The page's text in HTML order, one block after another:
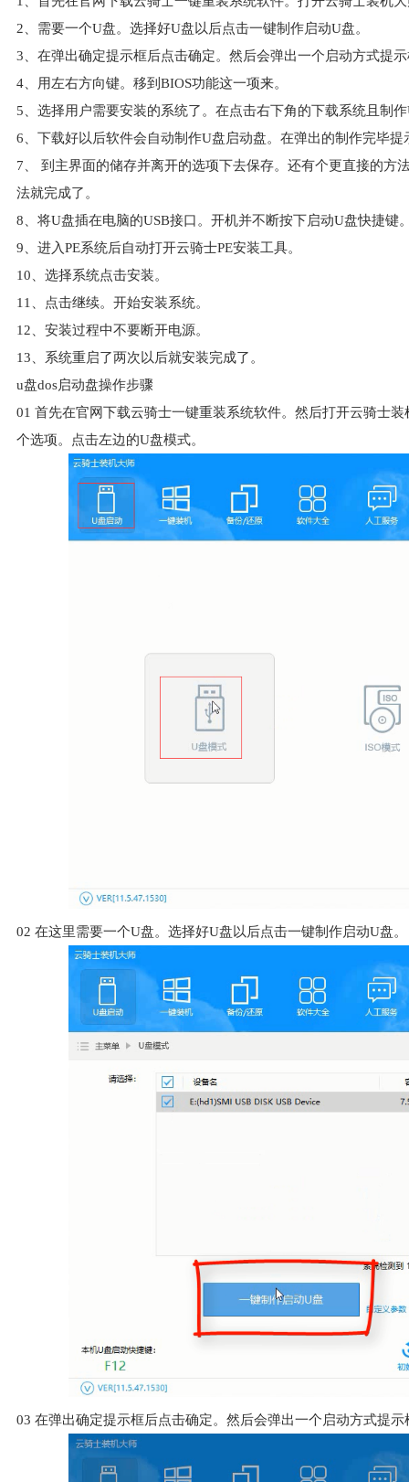
2、需要一个U盘。选择好U盘以后点击一键制作启动U盘。
3、在弹出确定提示框后点击确定。然后会弹出一个启动方式提
4、用左右方向键。移到BIOS功能这一项来。
5、选择用户需要安装的系统了。在点击右下角的下载系统且制
6、下载好以后软件会自动制作U盘启动盘。在弹出的制作完毕
7、 到主界面的储存并离开的选项下去保存。还有个更直接的方
法就完成了。
8、将U盘插在电脑的USB接口。开机并不断按下启动U盘快捷键
9、进入PE系统后自动打开云骑士PE安装工具。
10、选择系统点击安装。
11、点击继续。开始安装系统。
12、安装过程中不要断开电源。
13、系统重启了两次以后就安装完成了。
u盘dos启动盘操作步骤
01 首先在官网下载云骑士一键重装系统软件。然后打开云骑士
个选项。点击左边的U盘模式。
02 在这里需要一个U盘。选择好U盘以后点击一键制作启动U盘。
03 在弹出确定提示框后点击确定。然后会弹出一个启动方式提